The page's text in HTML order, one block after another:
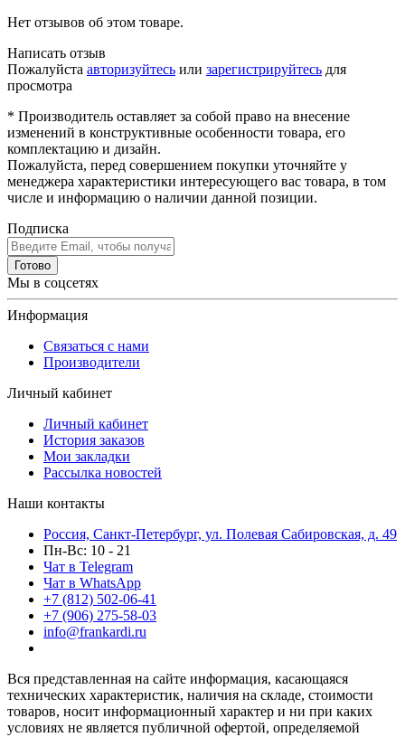
Нет отзывов об этом товаре.
Написать отзыв
Пожалуйста авторизуйтесь или зарегистрируйтесь для
просмотра
* Производитель оставляет за собой право на внесение
изменений в конструктивные особенности товара, его
комплектацию и дизайн.
Пожалуйста, перед совершением покупки уточняйте у
менеджера характеристики интересующего вас товара, в том
числе и информацию о наличии данной позиции.
Подписка
Готово
Мы в соцсетях
Информация
Связаться с нами
Производители
Личный кабинет
Личный кабинет
История заказов
Мои закладки
Рассылка новостей
Наши контакты
Россия, Санкт-Петербург, ул. Полевая Сабировская, д. 49
Пн-Вс: 10 - 21
Чат в Telegram
Чат в WhatsApp
+7 (812) 502-06-41
+7 (906) 275-58-03
info@frankardi.ru
Вся представленная на сайте информация, касающаяся
технических характеристик, наличия на складе, стоимости
товаров, носит информационный характер и ни при каких
условиях не является публичной офертой, определяемой